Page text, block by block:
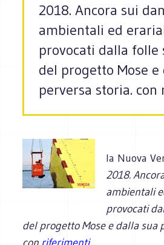
2018. Ancora sui
ambientali ed
provocati dalla folle
del progetto Mose e
perversa storia.
la Nuova
2018.
ambientali
provocati
del progetto Mose e dalla sua